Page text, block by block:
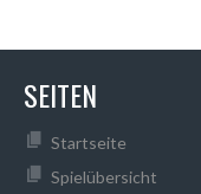
SEITEN
Startseite
Spielübersicht